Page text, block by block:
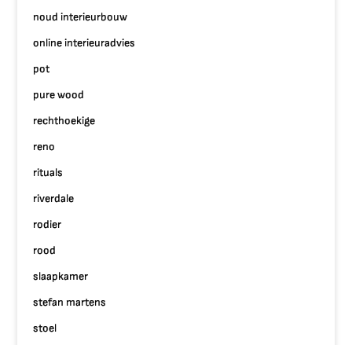
noud interieurbouw
online interieuradvies
pot
pure wood
rechthoekige
reno
rituals
riverdale
rodier
rood
slaapkamer
stefan martens
stoel